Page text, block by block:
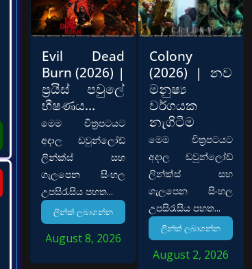
Evil Dead
Burn (2026) |
ප්‍රයිස් පවුලේ
භීෂණය…
මෙම චිත්‍රපටයට
අදාල ඩවුන්ලෝඩ්
ලින්ක්ස් සහ
ගැලපෙන සිංහල
උපසිරැසිය පහත...
ලින්ක් ලබාගන්න
August 8, 2026
Colony
(2026) | නව
මනුෂ්‍ය
වර්ගයක
නැගිටීම
මෙම චිත්‍රපටයට
අදාල ඩවුන්ලෝඩ්
ලින්ක්ස් සහ
ගැලපෙන සිංහල
උපසිරැසිය පහත...
ලින්ක් ලබාගන්න
August 2, 2026